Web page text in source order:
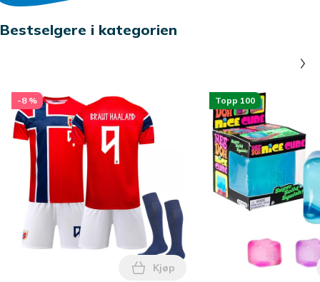
Bestselgere i kategorien
-8 %
Legg 2026-2027 VM Norge
Kjøp
Topp 100